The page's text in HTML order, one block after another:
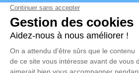
vos condoléances, partager des
anecdote ou exprimer vos pensées
poèmes ou des textes. Cet endroit
d'expression dédié à honorer la
FOREST.